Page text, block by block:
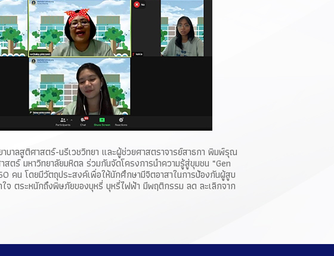
บาลสูติศาสตร์-นรีเวชวิทยา และผู้ช่วยศาสตราจารย์สาธกา พิมพ์รุณ
ร์ มหาวิทยาลัยมหิดล ร่วมกันจัดโครงการนำความรู้สู่ขุมชน “Gen
คน โดยมีวัตถุประสงค์เพื่อให้นักศึกษามีจิตอาสาในการป้องกันผู้สูบ
ใจ ตระหนักถึงพิษภัยของบุหรี่ บุหรี่ไฟฟ้า มีพฤติกรรม ลด ละเลิกจาก